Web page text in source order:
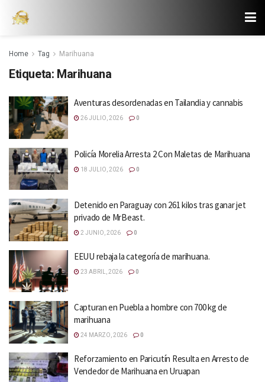
Home Tag Marihuana
Etiqueta: Marihuana
Aventuras desordenadas en Tailandia y cannabis
26 JULIO, 2026 0
Policía Morelia Arresta 2 Con Maletas de Marihuana
18 JULIO, 2026 0
Detenido en Paraguay con 261 kilos tras ganar jet
privado de MrBeast.
2 JUNIO, 2026 0
EEUU rebaja la categoría de marihuana.
23 ABRIL, 2026 0
Capturan en Puebla a hombre con 700 kg de
marihuana
24 MARZO, 2026 0
Reforzamiento en Paricutín Resulta en Arresto de
Vendedor de Marihuana en Uruapan